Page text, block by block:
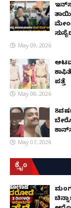
May 09, 2026
ಪತ್ತೆ
May 08, 2026
May 07, 2026
ಕ್ರೈಂ